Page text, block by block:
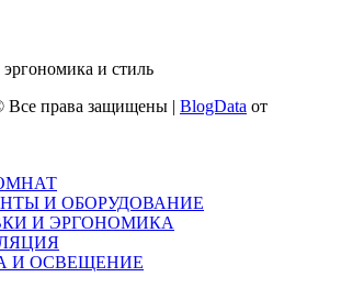
и стиль
Все права защищены | BlogData от
И ОБОРУДОВАНИЕ
И ЭРГОНОМИКА
И ОСВЕЩЕНИЕ